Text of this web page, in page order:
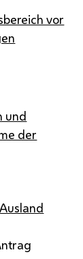
vor
und
der